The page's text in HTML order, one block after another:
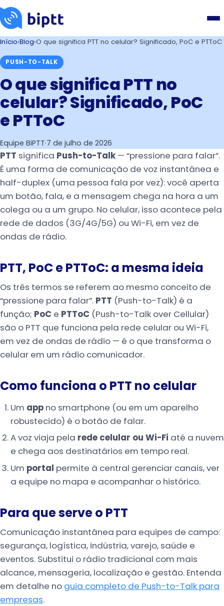
Início›Blog›O que significa PTT no celular? Significado, PoC e PTToC
PUSH-TO-TALK
O que significa PTT no
celular? Significado, PoC
e PTToC
Equipe BiPTT·7 de julho de 2026
PTT significa Push-to-Talk — “pressione para falar”.
É uma forma de comunicação de voz instantânea e
half-duplex (uma pessoa fala por vez): você aperta
um botão, fala, e a mensagem chega na hora a um
colega ou a um grupo. No celular, isso acontece pela
rede de dados (3G/4G/5G) ou Wi-Fi, em vez de
ondas de rádio.
PTT, PoC e PTToC: a mesma ideia
Os três termos se referem ao mesmo conceito de
“pressione para falar”. PTT (Push-to-Talk) é a
função; PoC e PTToC (Push-to-Talk over Cellular)
são o PTT que funciona pela rede celular ou Wi-Fi,
em vez de ondas de rádio — é o que transforma o
celular em um rádio comunicador.
Como funciona o PTT no celular
Um appno smartphone (ou em um aparelho
robustecido) é o botão de falar.
A voz viaja pela rede celular ou Wi-Fi até a nuvem
e chega aos destinatários em tempo real.
Um portal permite à central gerenciar canais, ver
a equipe no mapa e acompanhar o histórico.
Para que serve o PTT
Comunicação instantânea para equipes de campo:
segurança, logística, indústria, varejo, saúde e
eventos. Substitui o rádio tradicional com mais
alcance, mensageria, localização e gestão. Entenda
em detalhe no guia completo de Push-to-Talk para
empresas.